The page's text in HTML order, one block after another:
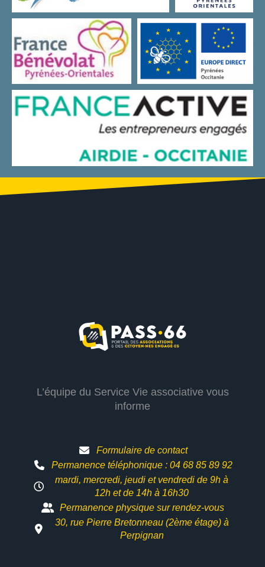
L’équipe du Service Vie associative vous
informe
Formulaire de contact
Permanence téléphonique : 04 68 85 89 92
mardi, mercredi, jeudi et vendredi de 9h à
12h etde 14h à 16h30
Permanence physique sur rendez-vous
30, rue Pierre Bretonneau (2ème étage) à
Perpignan